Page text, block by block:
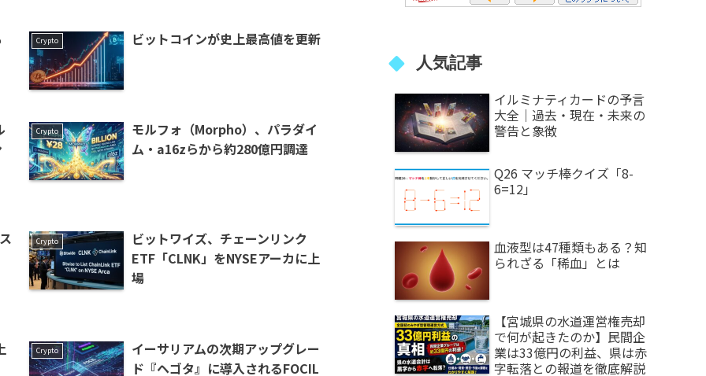
Crypto ビットコインが史上最高値を更新
Crypto
モルフォ（Morpho）、パラダイ
ム・a16zらから約280億円調達
Crypto
ビットワイズ、チェーンリンク
ETF「CLNK」をNYSEアーカに上
場
Crypto
イーサリアムの次期アップグレー
ド『ヘゴタ』に導入されるFOCIL
人気記事
イルミナティカードの予言
大全｜過去・現在・未来の
警告と象徴
Q26 マッチ棒クイズ「8-
6=12」
血液型は47種類もある？知
られざる「稀血」とは
【宮城県の水道運営権売却
で何が起きたのか】民間企
業は33億円の利益、県は赤
字転落との報道を徹底解説